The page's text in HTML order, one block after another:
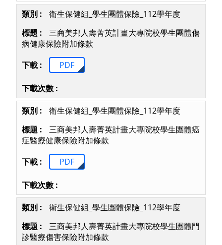
衛生保健組_學生團體保險_112學年度
三商美邦人壽菁英計畫大專院校學生團體傷
病健康保險附加條款
PDF
衛生保健組_學生團體保險_112學年度
三商美邦人壽菁英計畫大專院校學生團體癌
症醫療健康保險附加條款
PDF
衛生保健組_學生團體保險_112學年度
三商美邦人壽菁英計畫大專院校學生團體門
診醫療傷害保險附加條款